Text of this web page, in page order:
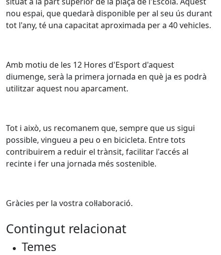
nou espai, que quedarà disponible per al seu ús durant
tot l'any, té una capacitat aproximada per a 40 vehicles.
Amb motiu de les 12 Hores d'Esport d'aquest
diumenge, serà la primera jornada en què ja es podrà
utilitzar aquest nou aparcament.
Tot i això, us recomanem que, sempre que us sigui
possible, vingueu a peu o en bicicleta. Entre tots
contribuirem a reduir el trànsit, facilitar l'accés al
recinte i fer una jornada més sostenible.
Gràcies per la vostra col·laboració.
Contingut relacionat
Temes